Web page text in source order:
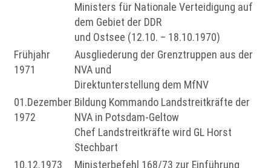
Ministers für Nationale Verteidigung auf
dem Gebiet der DDR
und Ostsee (12.10. – 18.10.1970)
Frühjahr
1971
Ausgliederung der Grenztruppen aus der
NVA und
Direktunterstellung dem MfNV
01.Dezember
1972
Bildung Kommando Landstreitkräfte der
NVA in Potsdam-Geltow
Chef Landstreitkräfte wird GL Horst
Stechbart
10.12.1973
Ministerbefehl 168/73 zur Einführung